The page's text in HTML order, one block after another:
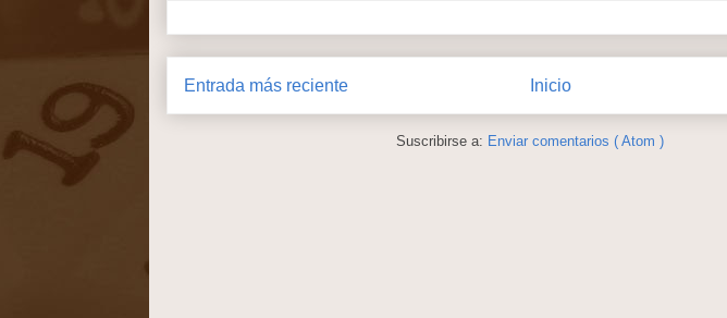
Entrada más reciente Inicio
Suscribirse a: Enviar comentarios ( Atom )